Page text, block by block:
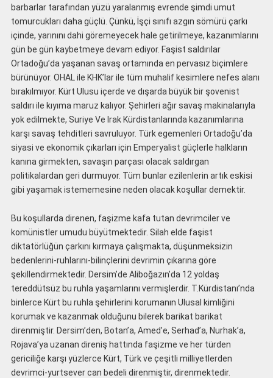
barbarlar tarafından yüzü yaralanmış evrende şimdi umut
tomurcukları daha güçlü. Çünkü, İşçi sınıfı azgın sömürü çarkı
içinde, yarınını dahi göremeyecek hale getirilmeye, kazanımlarını
gün be gün kaybetmeye devam ediyor. Faşist saldırılar
Ortadoğu’da yaşanan savaş ortamında en pervasız biçimlere
bürünüyor. OHAL ile KHK’lar ile tüm muhalif kesimlere nefes alanı
bırakılmıyor. Kürt Ulusu içerde ve dışarda büyük bir şovenist
saldırı ile kıyıma maruz kalıyor. Şehirleri ağır savaş makinalarıyla
yok edilmekte, Suriye Ve Irak Kürdistanlarında kazanımlarına
karşı savaş tehditleri savruluyor. Türk egemenleri Ortadoğu’da
siyasi ve ekonomik çıkarları için Emperyalist güçlerle halkların
kanına girmekten, savaşın parçası olacak saldırgan
politikalardan geri durmuyor. Tüm bunlar ezilenlerin artık eskisi
gibi yaşamak istememesine neden olacak koşullar demektir.
Bu koşullarda direnen, faşizme kafa tutan devrimciler ve
komünistler umudu büyütmektedir. Silah elde faşist
diktatörlüğün çarkını kırmaya çalışmakta, düşünmeksizin
bedenlerini-ruhlarını-bilinçlerini devrimin çıkarına göre
şekillendirmektedir. Dersim’de Aliboğazın’da 12 yoldaş
tereddütsüz bu ruhla yaşamlarını vermişlerdir. T.Kürdistanı’nda
binlerce Kürt bu ruhla şehirlerini korumanın Ulusal kimliğini
korumak ve kazanmak olduğunu bilerek barikat barikat
direnmiştir. Dersim’den, Botan’a, Amed’e, Serhad’a, Nurhak’a,
Rojava’ya uzanan direniş hattında faşizme ve her türden
gericiliğe karşı yüzlerce Kürt, Türk ve çeşitli milliyetlerden
devrimci-yurtsever can bedeli direnmiştir, direnmektedir.